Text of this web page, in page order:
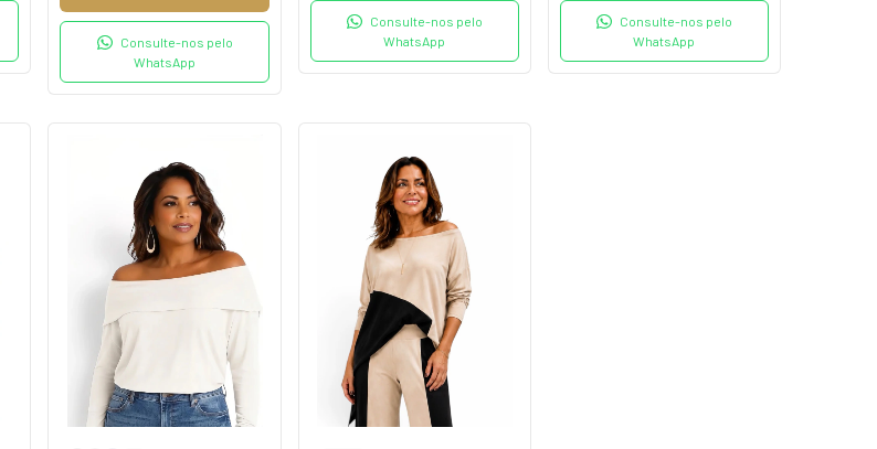
Consulte-nos pelo
WhatsApp
Consulte-nos pelo
WhatsApp
Consulte-nos pelo
WhatsApp